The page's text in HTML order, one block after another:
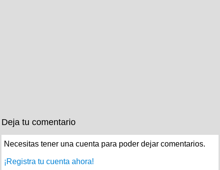
Deja tu comentario
Necesitas tener una cuenta para poder dejar comentarios.
¡Registra tu cuenta ahora!